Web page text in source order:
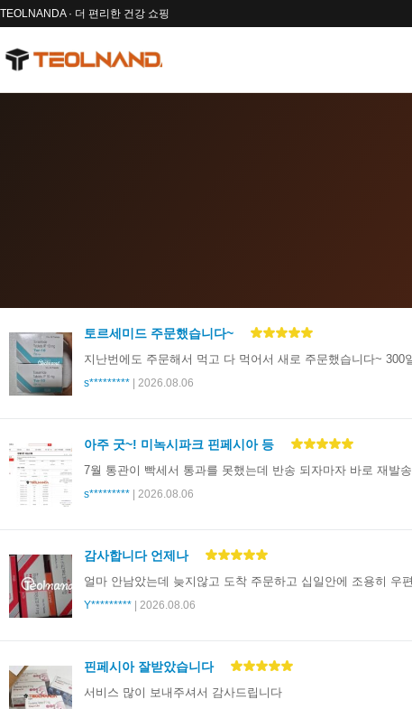
TEOLNANDA · 더 편리한 건강 쇼핑
토르세미드 주문했습니다~
지난번에도 주문해서 먹고 다 먹어서 새로 주문했습니다~ 300
s********* | 2026.08.06
아주 굿~! 미녹시파크 핀페시아 등
7월 통관이 빡세서 통과를 못했는데 반송 되자마자 바로 재발
s********* | 2026.08.06
감사합니다 언제나
얼마 안남았는데 늦지않고 도착 주문하고 십일안에 조용히
Y********* | 2026.08.06
핀페시아 잘받았습니다
서비스 많이 보내주셔서 감사드립니다